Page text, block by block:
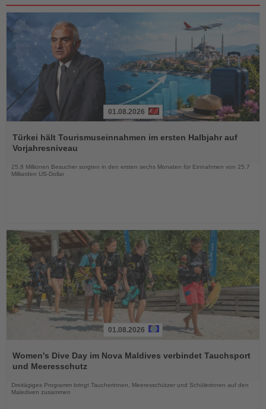
Sie
die
Nachrichten
01.08.2026
Türkei hält Tourismuseinnahmen im ersten Halbjahr auf
Vorjahresniveau
25,8 Millionen Besucher sorgten in den ersten sechs Monaten für Einnahmen von 25,7
Milliarden US-Dollar
Sie
die
01.08.2026
Women's Dive Day im Nova Maldives verbindet Tauchsport
und Meeresschutz
Dreitägiges Programm bringt Taucherinnen, Meeresschützer und Schülerinnen auf den
Malediven zusammen